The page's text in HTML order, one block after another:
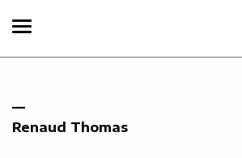
Renaud Thomas